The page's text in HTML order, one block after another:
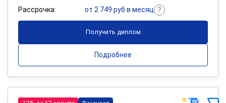
Рассрочка:
от 2 749 руб в месяц
Получить диплом
Подробнее